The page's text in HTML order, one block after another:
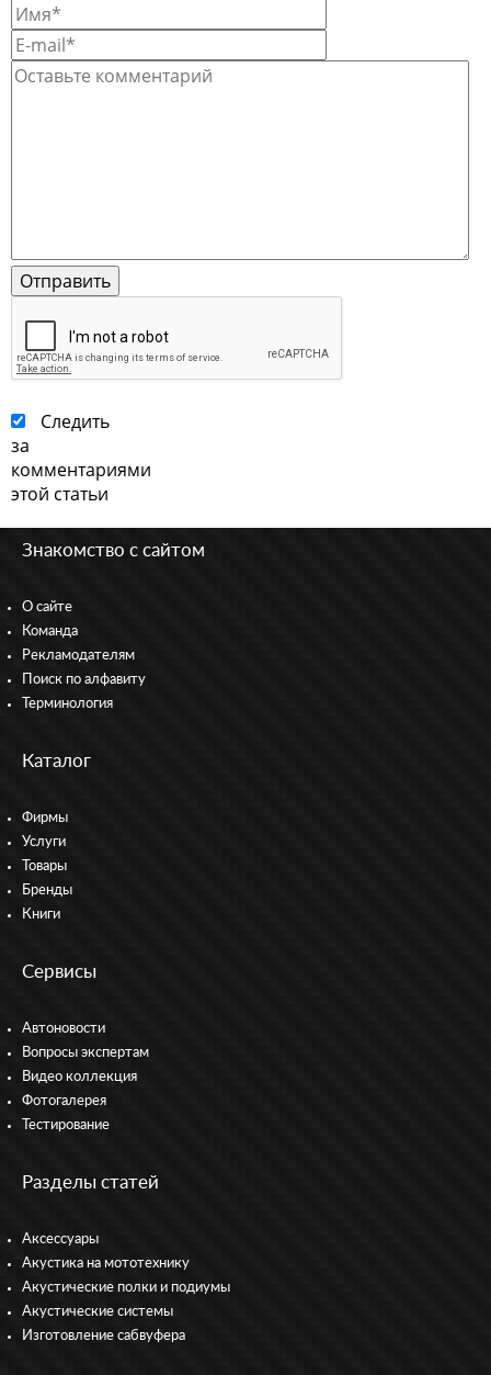
Следить
за
комментариями
этой статьи
Знакомство с сайтом
О сайте
Команда
Рекламодателям
Поиск по алфавиту
Терминология
Каталог
Фирмы
Услуги
Товары
Бренды
Книги
Сервисы
Автоновости
Вопросы экспертам
Видео коллекция
Фотогалерея
Тестирование
Разделы статей
Аксессуары
Акустика на мототехнику
Акустические полки и подиумы
Акустические системы
Изготовление сабвуфера